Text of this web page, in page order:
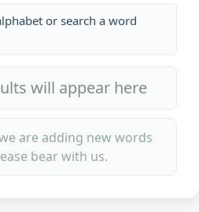
or search a word
will appear here
are adding new words
bear with us.